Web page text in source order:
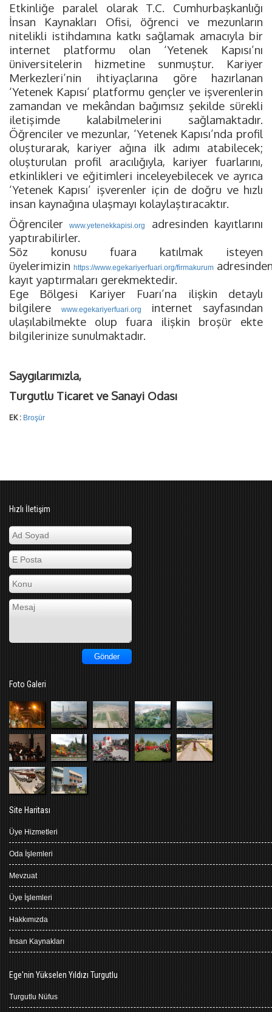
Etkinliğe paralel olarak T.C. Cumhurbaşkanlığı
İnsan Kaynakları Ofisi, öğrenci ve mezunların
nitelikli istihdamına katkı sağlamak amacıyla bir
internet platformu olan ‘Yetenek Kapısı’nı
üniversitelerin hizmetine sunmuştur. Kariyer
Merkezleri’nin ihtiyaçlarına göre hazırlanan
‘Yetenek Kapısı’ platformu gençler ve işverenlerin
zamandan ve mekândan bağımsız şekilde sürekli
iletişimde kalabilmelerini sağlamaktadır.
Öğrenciler ve mezunlar, ‘Yetenek Kapısı’nda profil
oluşturarak, kariyer ağına ilk adımı atabilecek;
oluşturulan profil aracılığıyla, kariyer fuarlarını,
etkinlikleri ve eğitimleri inceleyebilecek ve ayrıca
‘Yetenek Kapısı’ işverenler için de doğru ve hızlı
insan kaynağına ulaşmayı kolaylaştıracaktır.
Öğrencilerwww.yetenekkapisi.org
adresinden kayıtlarını
yaptırabilirler.
Söz konusu fuara katılmak isteyen
üyelerimizin https://www.egekariyerfuari.org/firmakurum
kayıt yaptırmaları gerekmektedir.
Ege Bölgesi Kariyer Fuarı’na ilişkin detaylı
bilgilere
www.egekariyerfuari.org
internet sayfasından
ulaşılabilmekte olup fuara ilişkin broşür ekte
bilgilerinize sunulmaktadır.
Saygılarımızla,
Turgutlu Ticaret ve Sanayi Odası
EK : Broşür
Hızlı İletişim
Foto Galeri
Site Haritası
Üye Hizmetleri
Oda İşlemleri
Mevzuat
Üye İşlemleri
Hakkımızda
İnsan Kaynakları
Ege'nin Yükselen Yıldızı Turgutlu
Turgutlu Nüfus